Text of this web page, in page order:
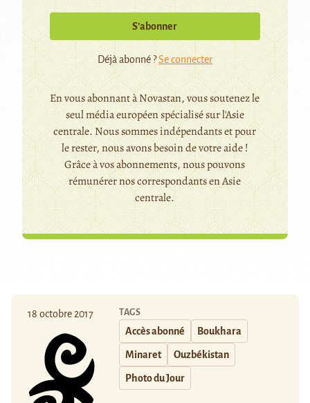
S’abonner
Déjà abonné ?Se connecter
En vous abonnant à Novastan, vous soutenez le
seul média européen spécialisé sur l'Asie
centrale. Nous sommes indépendants et pour
le rester, nous avons besoin de votre aide !
Grâce à vos abonnements, nous pouvons
rémunérer nos correspondants en Asie
centrale.
18 octobre 2017 TAGS
Accès abonné Boukhara
Minaret Ouzbékistan
Photo du Jour